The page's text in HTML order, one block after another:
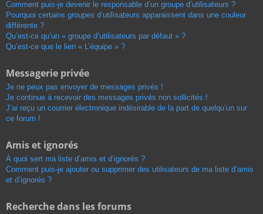
Comment puis-je devenir le responsable d’un groupe d’utilisateurs ?
Pourquoi certains groupes d’utilisateurs apparaissent dans une couleur
différente ?
Qu’est-ce qu’un « groupe d’utilisateurs par défaut » ?
Qu’est-ce que le lien « L’équipe » ?
Messagerie privée
Je ne peux pas envoyer de messages privés !
Je continue à recevoir des messages privés non sollicités !
J’ai reçu un courrier électronique indésirable de la part de quelqu’un sur
ce forum !
Amis et ignorés
À quoi sert ma liste d’amis et d’ignorés ?
Comment puis-je ajouter ou supprimer des utilisateurs de ma liste d’amis
et d’ignorés ?
Recherche dans les forums